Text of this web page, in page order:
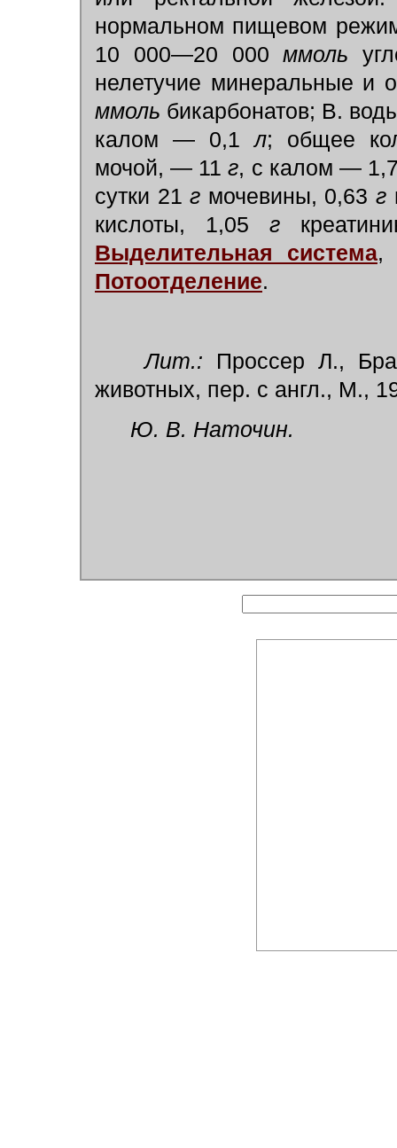
нормальном пищевом
10 000—20 000ммоль
нелетучие минеральные и
ммоль бикарбонатов; В.
калом — 0,1л; общее
мочой, — 11г, с калом —
сутки 21г мочевины, 0,63г
кислоты, 1,05 г
Выделительная система,
Потоотделение.
Лит.: Проссер Л.,
животных, пер. с англ., М.,
Ю. В. Наточин.